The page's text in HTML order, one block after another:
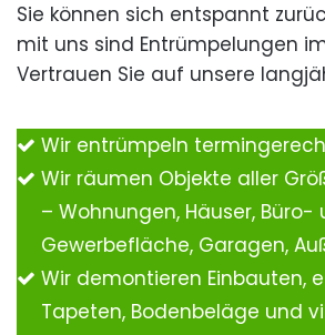
Sie können sich entspannt
mit uns sind Entrümpelungen
Vertrauen Sie auf unsere
Wir entrümpeln
Wir räumen Objekte aller
– Wohnungen, Häuser, Büro-
Gewerbefläche, Garagen,
Wir demontieren Einbauten,
Tapeten, Bodenbeläge und